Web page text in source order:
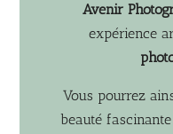
Avenir
expérience
Vous pourrez
beauté